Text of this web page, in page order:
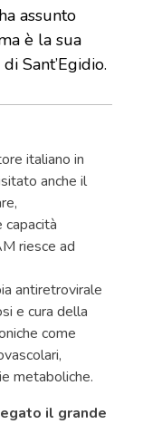
assunto
è la sua
Sant’Egidio.
italiano in
anche il
capacità
riesce ad
antiretrovirale
e cura della
come
metaboliche.
il grande